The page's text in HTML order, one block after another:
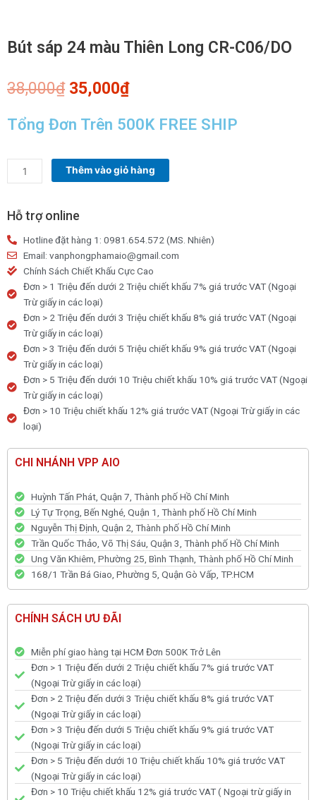
Bút sáp 24 màu Thiên Long CR-C06/DO
38,000₫ Giá
là:
38,000₫.
35,000₫Giá
tại
là:
Tổng Đơn Trên 500K FREE SHIP
sáp
màu
Long
CR-
C06/DO
số
lượng
Thêm vào giỏ hàng
Hỗ trợ online
Hotline đặt hàng 1: 0981.654.572 (MS. Nhiên)
Email: vanphongphamaio@gmail.com
Chính Sách Chiết Khấu Cực Cao
Đơn > 1 Triệu đến dưới 2 Triệu chiết khấu 7% giá trước VAT (Ngoại
Trừ giấy in các loại)
Đơn > 2 Triệu đến dưới 3 Triệu chiết khấu 8% giá trước VAT (Ngoại
Trừ giấy in các loại)
Đơn > 3 Triệu đến dưới 5 Triệu chiết khấu 9% giá trước VAT (Ngoại
Trừ giấy in các loại)
Đơn > 5 Triệu đến dưới 10 Triệu chiết khấu 10% giá trước VAT (Ngoại
Trừ giấy in các loại)
Đơn > 10 Triệu chiết khấu 12% giá trước VAT (Ngoại Trừ giấy in các
loại)
CHI NHÁNH VPP AIO
Huỳnh Tấn Phát, Quận 7, Thành phố Hồ Chí Minh
Lý Tự Trọng, Bến Nghé, Quận 1, Thành phố Hồ Chí Minh
Nguyễn Thị Định, Quận 2, Thành phố Hồ Chí Minh
Trần Quốc Thảo, Võ Thị Sáu, Quận 3, Thành phố Hồ Chí Minh
Ung Văn Khiêm, Phường 25, Bình Thạnh, Thành phố Hồ Chí Minh
168/1 Trần Bá Giao, Phường 5, Quận Gò Vấp, TP.HCM
CHÍNH SÁCH ƯU ĐÃI
Miễn phí giao hàng tại HCM Đơn 500K Trở Lên
Đơn > 1 Triệu đến dưới 2 Triệu chiết khấu 7% giá trước VAT
(Ngoại Trừ giấy in các loại)
Đơn > 2 Triệu đến dưới 3 Triệu chiết khấu 8% giá trước VAT
(Ngoại Trừ giấy in các loại)
Đơn > 3 Triệu đến dưới 5 Triệu chiết khấu 9% giá trước VAT
(Ngoại Trừ giấy in các loại)
Đơn > 5 Triệu đến dưới 10 Triệu chiết khấu 10% giá trước VAT
(Ngoại Trừ giấy in các loại)
Đơn > 10 Triệu chiết khấu 12% giá trước VAT ( Ngoại trừ giấy in